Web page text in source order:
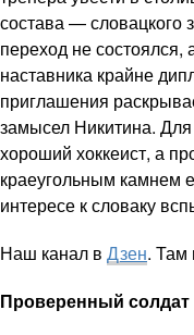
состава — словацкого
переход не состоялся,
наставника крайне
приглашения
замысел Никитина.
хороший хоккеист, а
краеугольным камнем
интересе к словаку
Наш канал в Дзен. Там
Проверенный